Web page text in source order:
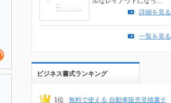
詳細を見る
一覧を見る
ビジネス書式ランキング
1位 無料で使える 自動車販売見積書テ